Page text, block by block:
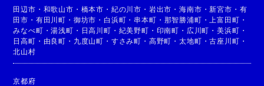
田辺市 ・ 和歌山市 ・ 橋本市 ・ 紀の川市 ・ 岩出市 ・海南市 ・新宮市 ・ 有
田市 ・ 有田川町 ・ 御坊市 ・ 白浜町 ・ 串本町 ・ 那智勝浦町 ・ 上富田町 ・
みなべ町 ・湯浅町 ・ 日高川町 ・ 紀美野町 ・ 印南町 ・ 広川町 ・美浜町 ・
日高町 ・ 由良町 ・ 九度山町 ・ すさみ町 ・ 高野町 ・太地町 ・古座川町 ・
北山村
京都府